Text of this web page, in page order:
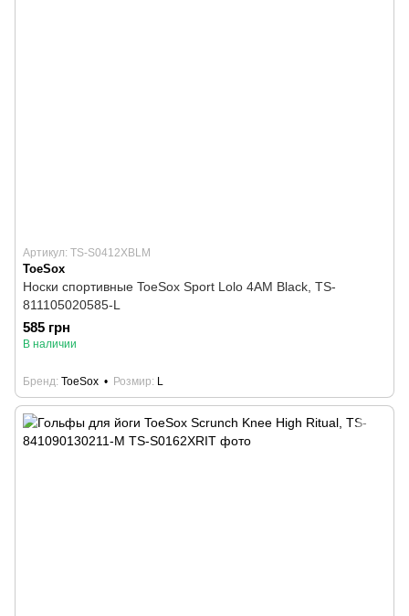
Артикул: TS-S0412XBLM
ToeSox
Носки спортивные ToeSox Sport Lolo 4AM Black, TS-
811105020585-L
585 грн
В наличии
Бренд ToeSox Розмир L